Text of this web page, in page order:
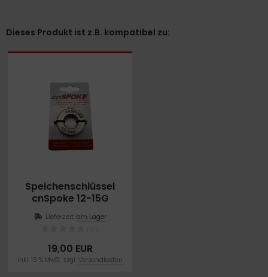
Dieses Produkt ist z.B. kompatibel zu:
Speichenschlüssel
cnSpoke 12-15G
Lieferzeit: am Lager
19,00 EUR
inkl. 19 % MwSt. zzgl. Versandkosten